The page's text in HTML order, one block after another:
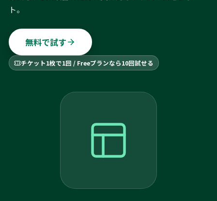
ト。
無料で試す
チケット1枚で1回 / Freeプランなら10回試せる